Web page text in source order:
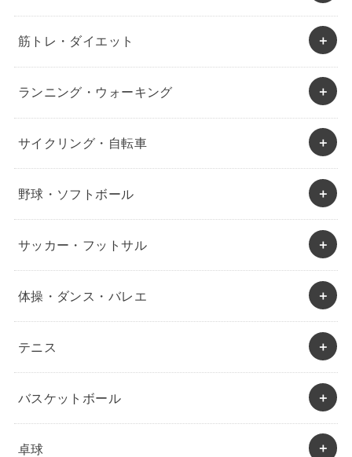
筋トレ・ダイエット
ランニング・ウォーキング
サイクリング・自転車
野球・ソフトボール
サッカー・フットサル
体操・ダンス・バレエ
テニス
バスケットボール
卓球